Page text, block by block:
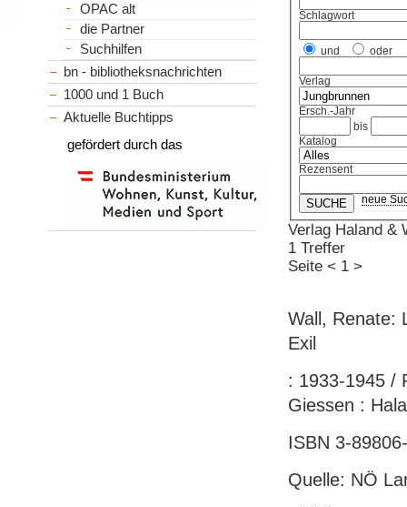
Schlagwort
und oder
Verlag
Ersch.-Jahr
bis
Katalog
Rezensent
neue
Verlag Haland &
1 Treffer
Seite < 1 >
Wall, Renate:
Exil
: 1933-1945 /
Giessen :
ISBN 3-
Quelle: NÖ
OPAC alt
die Partner
Suchhilfen
bn - bibliotheksnachrichten
1000 und 1 Buch
Aktuelle Buchtipps
gefördert durch das